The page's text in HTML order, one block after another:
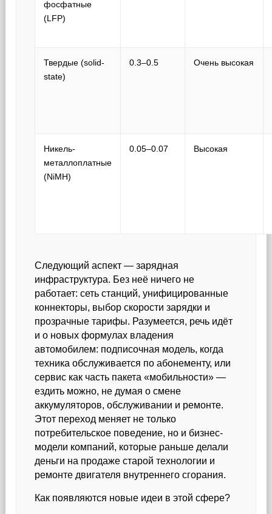
фосфатные
(LFP)
Твердые (solid-
state)
0.3–0.5 Очень высокая
Никель-
металлоплатные
(NiMH)
0.05–0.07 Высокая
Следующий аспект — зарядная
инфраструктура. Без неё ничего не
работает: сеть станций, унифицированные
коннекторы, выбор скорости зарядки и
прозрачные тарифы. Разумеется, речь идёт
и о новых формулах владения
автомобилем: подписочная модель, когда
техника обслуживается по абонементу, или
сервис как часть пакета «мобильности» —
ездить можно, не думая о смене
аккумуляторов, обслуживании и ремонте.
Этот переход меняет не только
потребительское поведение, но и бизнес-
модели компаний, которые раньше делали
деньги на продаже старой технологии и
ремонте двигателя внутреннего сгорания.
Как появляются новые идеи в этой сфере?